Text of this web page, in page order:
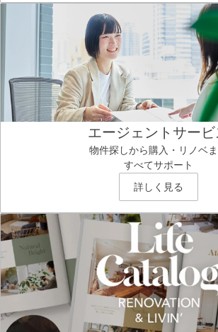
エージェントサービ
物件探しから購入・リノベ
すべてサポート
詳しく見る